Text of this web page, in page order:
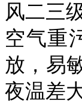
风二三
空气重
放，易
夜温差